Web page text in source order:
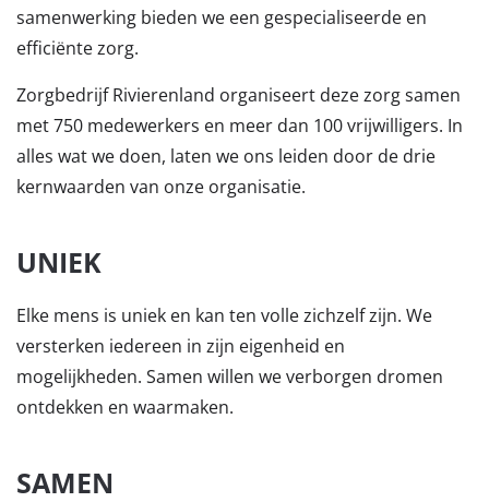
samenwerking bieden we een gespecialiseerde en
efficiënte zorg.
Zorgbedrijf Rivierenland organiseert deze zorg samen
met 750 medewerkers en meer dan 100 vrijwilligers. In
alles wat we doen, laten we ons leiden door de drie
kernwaarden van onze organisatie.
UNIEK
Elke mens is uniek en kan ten volle zichzelf zijn. We
versterken iedereen in zijn eigenheid en
mogelijkheden. Samen willen we verborgen dromen
ontdekken en waarmaken.
SAMEN